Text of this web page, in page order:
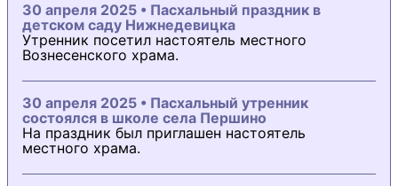
30 апреля 2025 • Пасхальный праздник в
детском саду Нижнедевицка
Утренник посетил настоятель местного
Вознесенского храма.
30 апреля 2025 • Пасхальный утренник
состоялся в школе села Першино
На праздник был приглашен настоятель
местного храма.